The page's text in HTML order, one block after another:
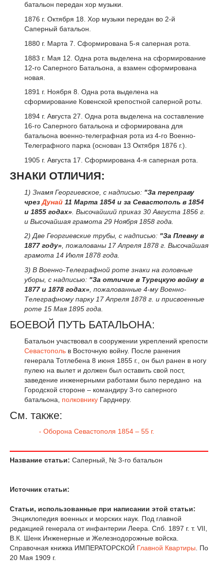
батальон передан хор музыки.
1876 г. Октября 18. Хор музыки передан во 2-й
Саперный батальон.
1880 г. Марта 7. Сформирована 5-я саперная рота.
1883 г. Мая 12. Одна рота выделена на сформирование
12-го Саперного Батальона, а взамен сформирована
новая.
1891 г. Ноября 8. Одна рота выделена на
сформирование Ковенской крепостной саперной роты.
1894 г. Августа 27. Одна рота выделена на составление
16-го Саперного батальона и сформирована для
батальона военно-телеграфная рота из 4-го Военно-
Телеграфного парка (основан 13 Октября 1876 г.).
1905 г. Августа 17. Сформирована 4-я саперная рота.
ЗНАКИ ОТЛИЧИЯ:
1) Знамя Георгиевское, с надписью: "За переправу
чрезДунай 11 Марта 1854 и за Севастополь в 1854
и 1855 годах» . Высочайший приказ 30 Августа 1856 г.
и Высочайшая грамота 29 Ноября 1858 года.
2) Две Георгиевские трубы, с надписью: "За Плевну в
1877 году», пожалованы 17 Апреля 1878 г. Высочайшая
грамота 14 Июля 1878 года.
3) В Военно-Телеграфной роте знаки на головные
уборы, с надписью: "За отличие в Турецкую войну в
1877 и 1878 годах» , пожалованные 4-му Военно-
Телеграфному парку 17 Апреля 1878 г. и присвоенные
роте 15 Мая 1895 года.
БОЕВОЙ ПУТЬ БАТАЛЬОНА:
Батальон участвовал в сооружении укреплений крепости
Севастополь в Восточную войну. После ранения
генерала Тотлебена 8 июня 1855 г., он был ранен в ногу
пулею на вылет и должен был оставить свой пост,
заведение инженерными работами было передано на
Городской стороне – командиру 3-го саперного
батальона, полковнику Гарднеру.
См. также:
- Оборона Севастополя 1854 – 55 г.
Название статьи: Саперный, № 3-го батальон
Источник статьи:
Статьи, использованные при написании этой статьи:
Энциклопедия военных и морских наук. Под главной
редакцией генерала от инфантерии Леера. Спб. 1897 г. т. VII,
В.К. Шенк Инженерные и Железнодорожные войска.
Справочная книжка ИМПЕРАТОРСКОЙ Главной Квартиры . По
20 Мая 1909 г.